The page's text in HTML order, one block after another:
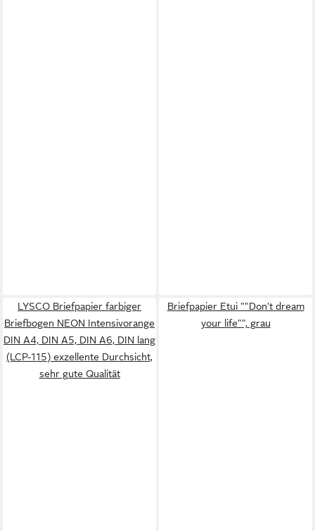
LYSCO Briefpapier farbiger
Briefbogen NEON Intensivorange
DIN A4, DIN A5, DIN A6, DIN lang
(LCP-115) exzellente Durchsicht,
sehr gute Qualität
Briefpapier Etui ""Don't dream
your life"", grau